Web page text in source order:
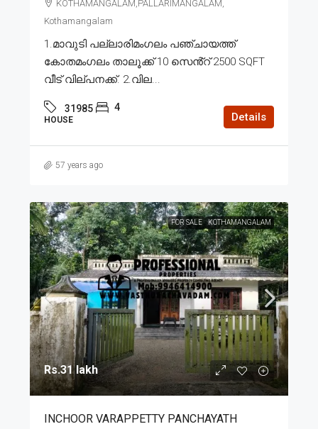
KOTHAMANGALAM,PALLARIMANGALAM,
Kothamangalam
1.മാവുടി പല്ലാരിമംഗലം പഞ്ചായത്ത്
കോതമംഗലം താലൂക്ക് 10 സെൻ്റ് 2500 SQFT
വീട് വില്പനക്ക്. 2.വില...
31985 4
HOUSE Details
57 years ago
FOR SALE KOTHAMANGALAM
Rs.31 lakh
INCHOOR VARAPPETTY PANCHAYATH